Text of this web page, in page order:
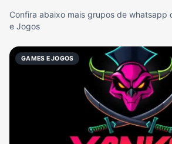
Confira abaixo mais grupos de whatsapp
e Jogos
GAMES E JOGOS